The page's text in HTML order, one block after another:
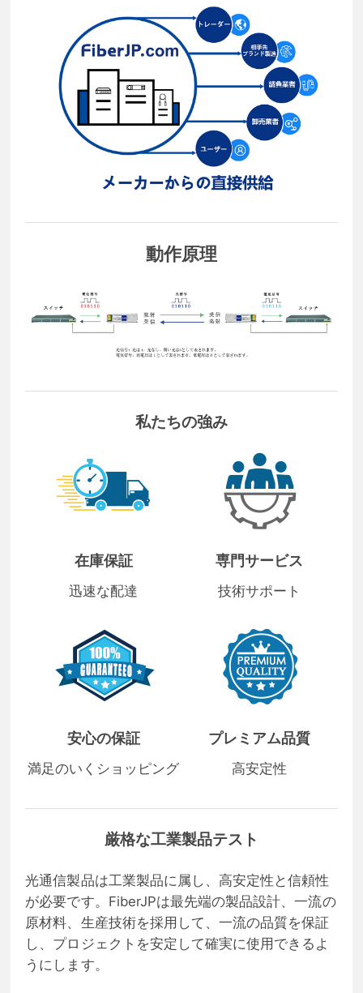
動作原理
私たちの強み
在庫保証
迅速な配達
専門サービス
技術サポート
安心の保証
満足のいくショッピング
プレミアム品質
高安定性
厳格な工業製品テスト
光通信製品は工業製品に属し、高安定性と信頼性
が必要です。FiberJPは最先端の製品設計、一流の
原材料、生産技術を採用して、一流の品質を保証
し、プロジェクトを安定して確実に使用できるよ
うにします。